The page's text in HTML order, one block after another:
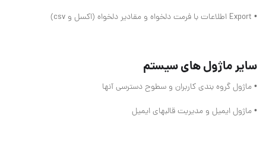
• Export اطلاعات با فرمت دلخواه و مقادیر دلخواه (اکسل و csv)
سایر ماژول های سیستم
• ماژول گروه بندی کاربران و سطوح دسترسی آنها
• ماژول ایمیل و مدیریت قالبهای ایمیل